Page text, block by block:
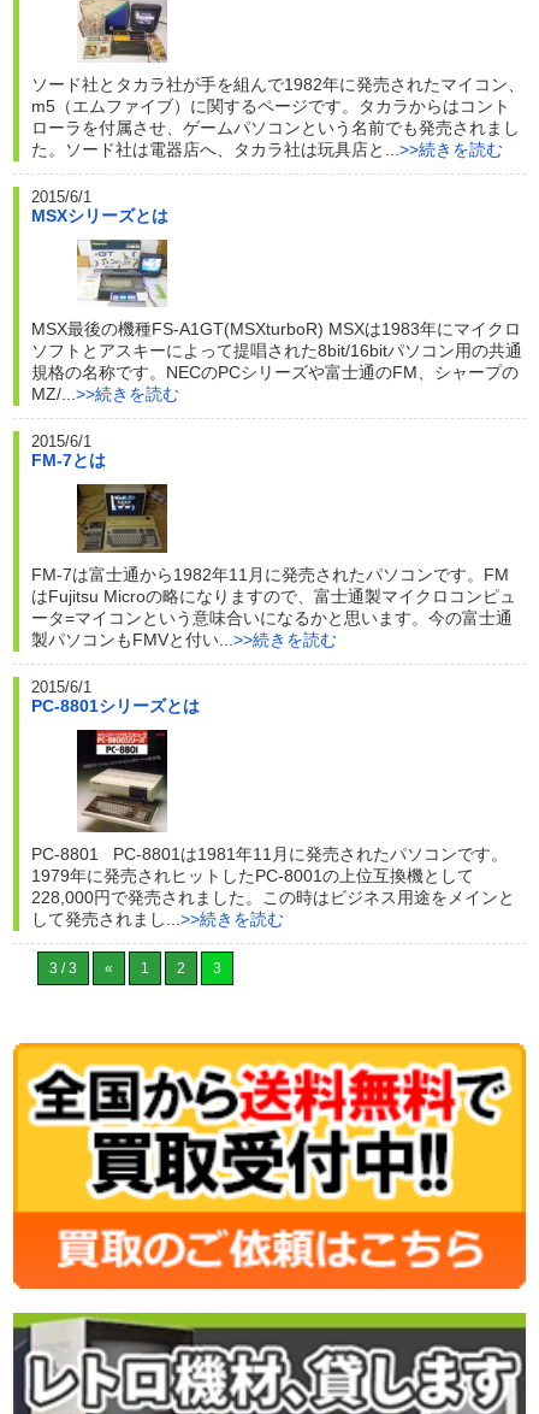
ソード社とタカラ社が手を組んで1982年に発売されたマイコン、
m5（エムファイブ）に関するページです。タカラからはコント
ローラを付属させ、ゲームパソコンという名前でも発売されまし
た。ソード社は電器店へ、タカラ社は玩具店と...>>続きを読む
2015/6/1
MSXシリーズとは
MSX最後の機種FS-A1GT(MSXturboR) MSXは1983年にマイクロ
ソフトとアスキーによって提唱された8bit/16bitパソコン用の共通
規格の名称です。NECのPCシリーズや富士通のFM、シャープの
MZ/...>>続きを読む
2015/6/1
FM-7とは
FM-7は富士通から1982年11月に発売されたパソコンです。FM
はFujitsu Microの略になりますので、富士通製マイクロコンピュ
ータ=マイコンという意味合いになるかと思います。今の富士通
製パソコンもFMVと付い...>>続きを読む
2015/6/1
PC-8801シリーズとは
PC-8801 PC-8801は1981年11月に発売されたパソコンです。
1979年に発売されヒットしたPC-8001の上位互換機として
228,000円で発売されました。この時はビジネス用途をメインと
して発売されまし...>>続きを読む
3 / 3 « 1 2 3